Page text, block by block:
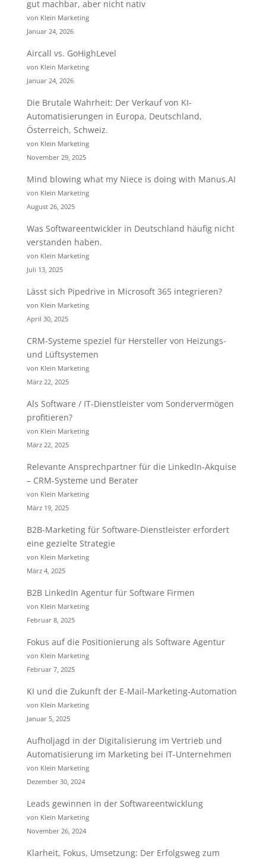
gut machbar, aber nicht nativ
von Klein Marketing
Januar 24, 2026
Aircall vs. GoHighLevel
von Klein Marketing
Januar 24, 2026
Die Brutale Wahrheit: Der Verkauf von KI-
Automatisierungen in Europa, Deutschland,
Österreich, Schweiz.
von Klein Marketing
November 29, 2025
Mind blowing what my Niece is doing with Manus.AI
von Klein Marketing
August 26, 2025
Was Softwareentwickler in Deutschland häufig nicht
verstanden haben.
von Klein Marketing
Juli 13, 2025
Lässt sich Pipedrive in Microsoft 365 integrieren?
von Klein Marketing
April 30, 2025
CRM-Systeme speziel für Hersteller von Heizungs-
und Lüftsystemen
von Klein Marketing
März 22, 2025
Als Software / IT-Dienstleister vom Sondervermögen
profitieren?
von Klein Marketing
März 22, 2025
Relevante Ansprechpartner für die LinkedIn-Akquise
– CRM-Systeme und Berater
von Klein Marketing
März 19, 2025
B2B-Marketing für Software-Dienstleister erfordert
eine gezielte Strategie
von Klein Marketing
März 4, 2025
B2B LinkedIn Agentur für Software Firmen
von Klein Marketing
Februar 8, 2025
Fokus auf die Positionierung als Software Agentur
von Klein Marketing
Februar 7, 2025
KI und die Zukunft der E-Mail-Marketing-Automation
von Klein Marketing
Januar 5, 2025
Aufholjagd in der Digitalisierung im Vertrieb und
Automatisierung im Marketing bei IT-Unternehmen
von Klein Marketing
Dezember 30, 2024
Leads gewinnen in der Softwareentwicklung
von Klein Marketing
November 26, 2024
Klarheit, Fokus, Umsetzung: Der Erfolgsweg zum